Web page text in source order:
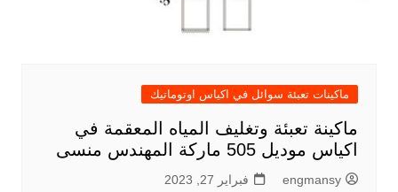
ماكينات تعبئة سوائل في اكياس اوتوماتيك
ماكينة تعبئة وتغليف المياه المعقمة في
اكياس موديل 505 ماركة المهندس منسى
engmansy فبراير 27, 2023